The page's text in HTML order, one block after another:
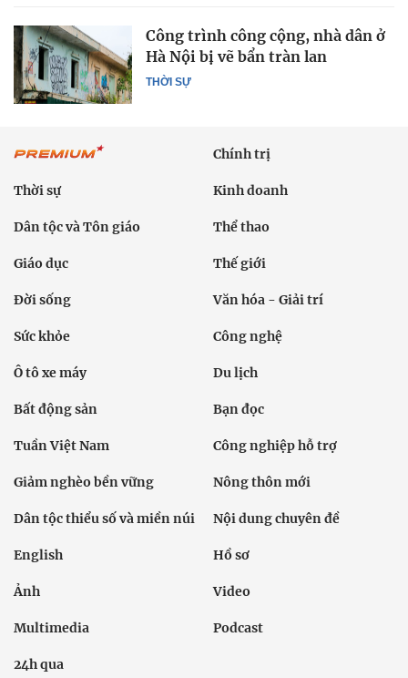
THỜI SỰ
Công trình công cộng, nhà dân ở
Hà Nội bị vẽ bẩn tràn lan
Chính trị
Thời sự Kinh doanh
Dân tộc và Tôn giáo Thể thao
Giáo dục Thế giới
Đời sống Văn hóa - Giải trí
Sức khỏe Công nghệ
Ô tô xe máy Du lịch
Bất động sản Bạn đọc
Tuần Việt Nam Công nghiệp hỗ trợ
Giảm nghèo bền vững Nông thôn mới
Dân tộc thiểu số và miền núi Nội dung chuyên đề
English Hồ sơ
Ảnh Video
Multimedia Podcast
24h qua